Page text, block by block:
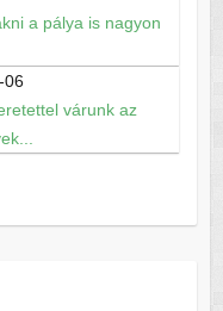
a pálya is nagyon
06
várunk az